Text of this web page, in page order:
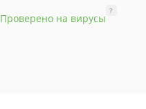
Проверено на вирусы
?